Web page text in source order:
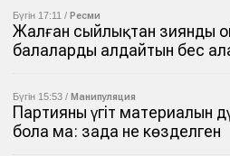
Бүгін 17:11 / Ресми
Жалған сыйлықтан зиянды
балаларды алдайтын бес
Бүгін 15:53 / Манипуляция
Партияның үгіт материалын
бола ма: заңда не көзделген